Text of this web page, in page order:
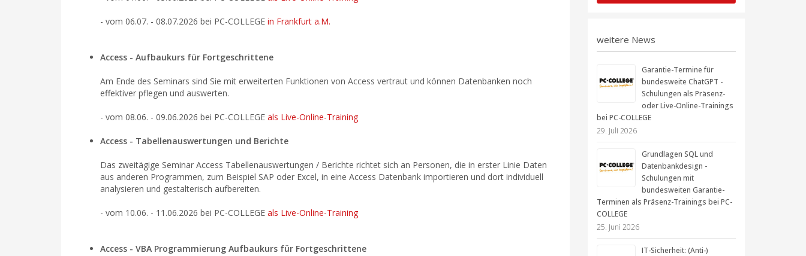
- vom 06.07. - 08.07.2026 bei PC-COLLEGE in Frankfurt a.M.
Access - Aufbaukurs für Fortgeschrittene
Am Ende des Seminars sind Sie mit erweiterten Funktionen von Access vertraut und können Datenbanken noch
effektiver pflegen und auswerten.
- vom 08.06. - 09.06.2026 bei PC-COLLEGE als Live-Online-Training
Access - Tabellenauswertungen und Berichte
Das zweitägige Seminar Access Tabellenauswertungen / Berichte richtet sich an Personen, die in erster Linie Daten
aus anderen Programmen, zum Beispiel SAP oder Excel, in eine Access Datenbank importieren und dort individuell
analysieren und gestalterisch aufbereiten.
- vom 10.06. - 11.06.2026 bei PC-COLLEGE als Live-Online-Training
Access - VBA Programmierung Aufbaukurs für Fortgeschrittene
weitere News
Garantie-Termine für
bundesweite ChatGPT -
Schulungen als Präsenz-
oder Live-Online-Trainings
bei PC-COLLEGE
29. Juli 2026
Grundlagen SQL und
Datenbankdesign -
Schulungen mit
bundesweiten Garantie-
Terminen als Präsenz-Trainings bei PC-
COLLEGE
25. Juni 2026
IT-Sicherheit: (Anti-)